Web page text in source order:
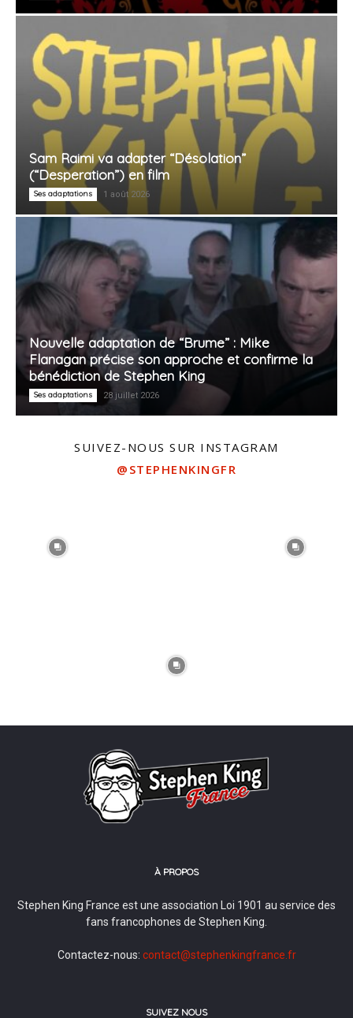
Sam Raimi va adapter “Désolation”
(“Desperation”) en film
Ses adaptations 1 août 2026
Nouvelle adaptation de “Brume” : Mike
Flanagan précise son approche et confirme la
bénédiction de Stephen King
Ses adaptations 28 juillet 2026
SUIVEZ-NOUS SUR INSTAGRAM
@STEPHENKINGFR
À PROPOS
Stephen King France est une association Loi 1901 au service des
fans francophones de Stephen King.
Contactez-nous: contact@stephenkingfrance.fr
SUIVEZ NOUS